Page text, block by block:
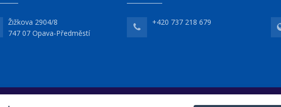
Žižkova 2904/8
747 07 Opava-Předměstí
+420 737 218 679